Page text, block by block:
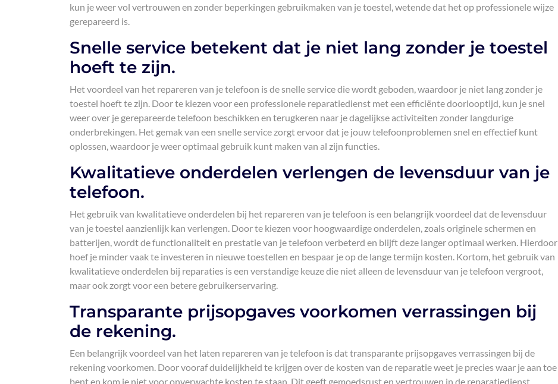
kun je weer vol vertrouwen en zonder beperkingen gebruikmaken van je toestel, wetende dat het op professionele wijze
gerepareerd is.
Snelle service betekent dat je niet lang zonder je toestel
hoeft te zijn.
Het voordeel van het repareren van je telefoon is de snelle service die wordt geboden, waardoor je niet lang zonder je
toestel hoeft te zijn. Door te kiezen voor een professionele reparatiedienst met een efficiënte doorlooptijd, kun je snel
weer over je gerepareerde telefoon beschikken en terugkeren naar je dagelijkse activiteiten zonder langdurige
onderbrekingen. Het gemak van een snelle service zorgt ervoor dat je jouw telefoonproblemen snel en effectief kunt
oplossen, waardoor je weer optimaal gebruik kunt maken van al zijn functies.
Kwalitatieve onderdelen verlengen de levensduur van je
telefoon.
Het gebruik van kwalitatieve onderdelen bij het repareren van je telefoon is een belangrijk voordeel dat de levensduur
van je toestel aanzienlijk kan verlengen. Door te kiezen voor hoogwaardige onderdelen, zoals originele schermen en
batterijen, wordt de functionaliteit en prestatie van je telefoon verbeterd en blijft deze langer optimaal werken. Hierdoor
hoef je minder vaak te investeren in nieuwe toestellen en bespaar je op de lange termijn kosten. Kortom, het gebruik van
kwalitatieve onderdelen bij reparaties is een verstandige keuze die niet alleen de levensduur van je telefoon vergroot,
maar ook zorgt voor een betere gebruikerservaring.
Transparante prijsopgaves voorkomen verrassingen bij
de rekening.
Een belangrijk voordeel van het laten repareren van je telefoon is dat transparante prijsopgaves verrassingen bij de
rekening voorkomen. Door vooraf duidelijkheid te krijgen over de kosten van de reparatie weet je precies waar je aan toe
bent en kom je niet voor onverwachte kosten te staan. Dit geeft gemoedsrust en vertrouwen in de reparatiedienst,